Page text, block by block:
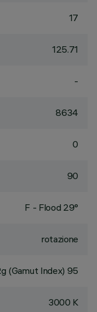
17
125.71
-
8634
0
90
F - Flood 29°
rotazione
(Gamut Index) 95
3000 K